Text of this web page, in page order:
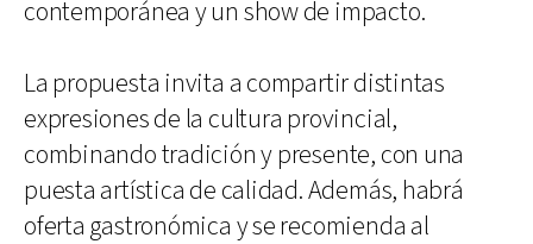
contemporánea y un show de impacto.
La propuesta invita a compartir distintas
expresiones de la cultura provincial,
combinando tradición y presente, con una
puesta artística de calidad. Además, habrá
oferta gastronómica y se recomienda al